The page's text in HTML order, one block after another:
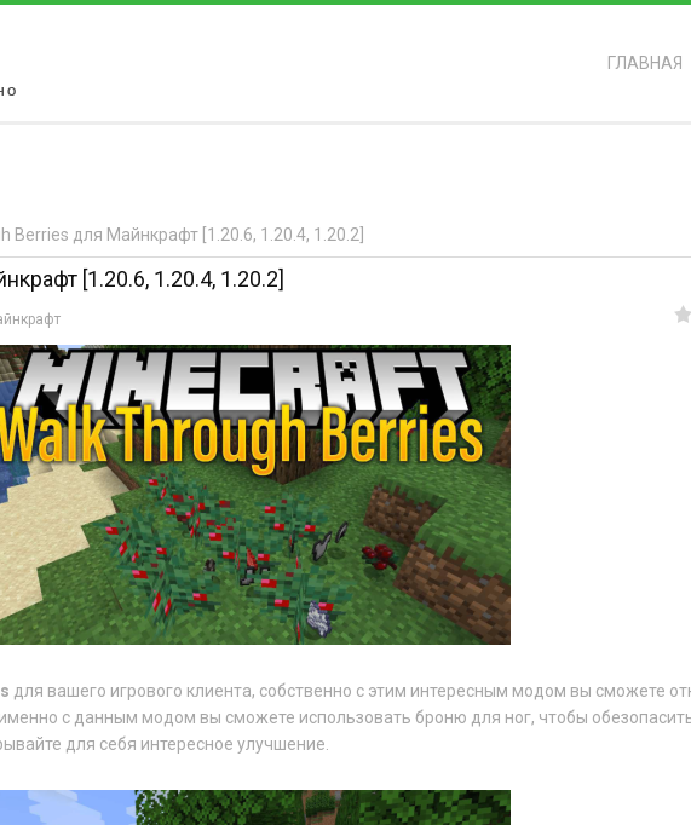
Регистрация
ГЛАВНАЯ
Berries для Майнкрафт [1.20.6, 1.20.4, 1.20.2]
[1.20.6, 1.20.4, 1.20.2]
для вашего игрового клиента, собственно с этим интересным модом вы сможете
с данным модом вы сможете использовать броню для ног, чтобы
для себя интересное улучшение.